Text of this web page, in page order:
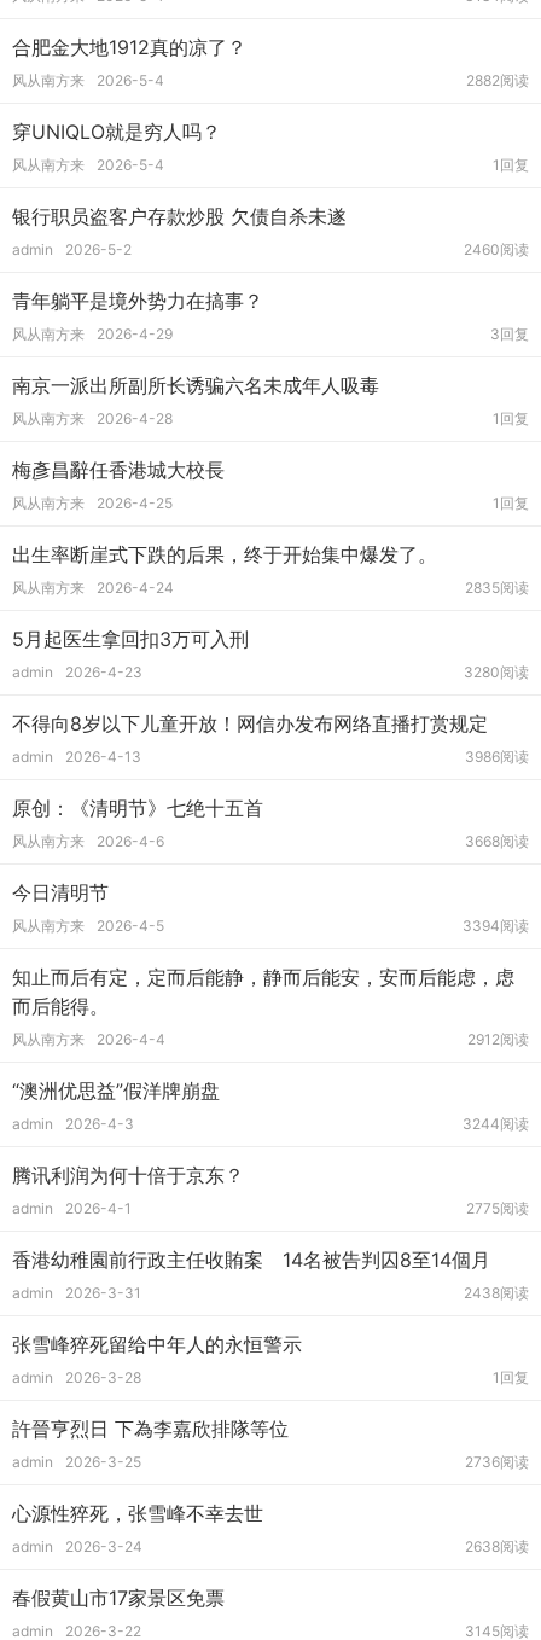
合肥金大地1912真的凉了？
风从南方来 2026-5-4 2882阅读
穿UNIQLO就是穷人吗？
风从南方来 2026-5-4 1回复
银行职员盗客户存款炒股 欠债自杀未遂
admin 2026-5-2 2460阅读
青年躺平是境外势力在搞事？
风从南方来 2026-4-29 3回复
南京一派出所副所长诱骗六名未成年人吸毒
风从南方来 2026-4-28 1回复
梅彥昌辭任香港城大校長
风从南方来 2026-4-25 1回复
出生率断崖式下跌的后果，终于开始集中爆发了。
风从南方来 2026-4-24 2835阅读
5月起医生拿回扣3万可入刑
admin 2026-4-23 3280阅读
不得向8岁以下儿童开放！网信办发布网络直播打赏规定
admin 2026-4-13 3986阅读
原创：《清明节》七绝十五首
风从南方来 2026-4-6 3668阅读
今日清明节
风从南方来 2026-4-5 3394阅读
知止而后有定，定而后能静，静而后能安，安而后能虑，虑
而后能得。
风从南方来 2026-4-4 2912阅读
“澳洲优思益”假洋牌崩盘
admin 2026-4-3 3244阅读
腾讯利润为何十倍于京东？
admin 2026-4-1 2775阅读
香港幼稚園前行政主任收賄案 14名被告判囚8至14個月
admin 2026-3-31 2438阅读
张雪峰猝死留给中年人的永恒警示
admin 2026-3-28 1回复
許晉亨烈日 下為李嘉欣排隊等位
admin 2026-3-25 2736阅读
心源性猝死，张雪峰不幸去世
admin 2026-3-24 2638阅读
春假黄山市17家景区免票
admin 2026-3-22 3145阅读